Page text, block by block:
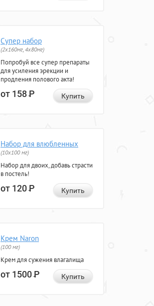
Супер набор
(2х160мг, 4х80мг)
Попробуй все супер препараты
для усиления эрекции и
продления полового акта!
от 158Р Купить
Набор для влюбленных
(10х100 мг)
Набор для двоих, добавь страсти
в постель!
от 120Р Купить
Крем Naron
(100 мг)
Крем для сужения влагалища
от 1500Р Купить